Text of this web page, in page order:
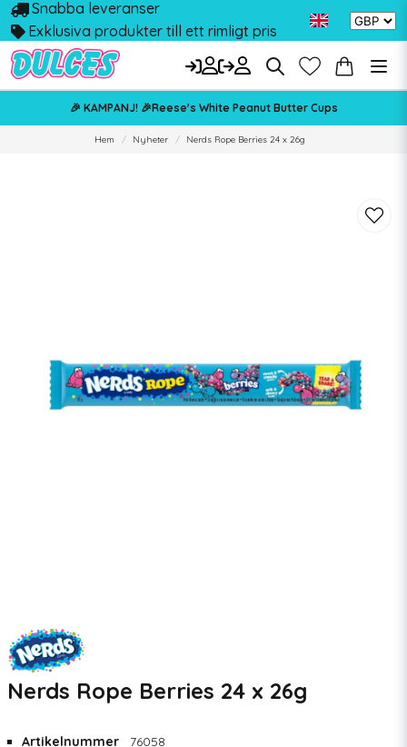
Snabba leveranser
Exklusiva produkter till ett rimligt pris
🎉 KAMPANJ! 🎉Reese's White Peanut Butter Cups
Hem Nyheter Nerds Rope Berries 24 x 26g
Nerds Rope Berries 24 x 26g
Artikelnummer
76058